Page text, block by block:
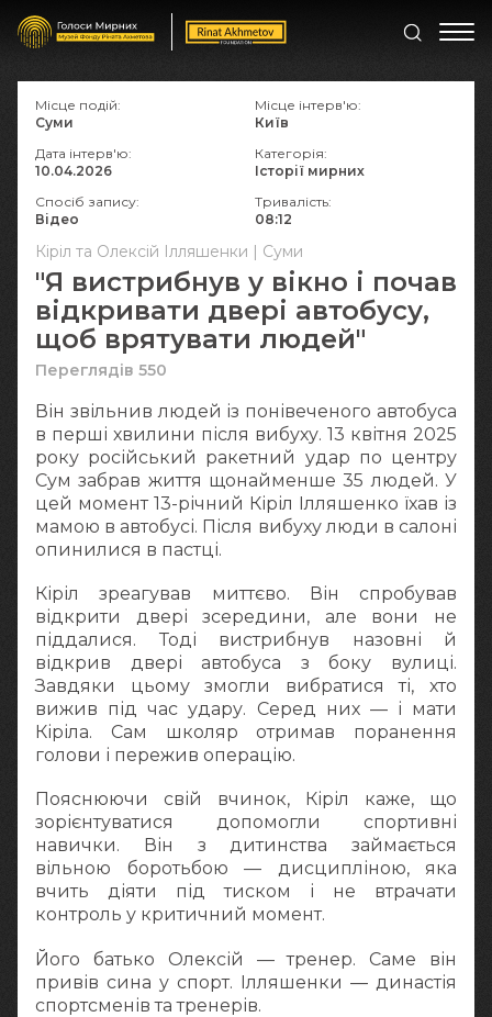
Кіріл та Олексій Ілляшенки | Суми
"Я вистрибнув у вікно і почав
відкривати двері автобусу,
щоб врятувати людей"
Переглядів 550
Він звільнив людей із понівеченого автобуса
в перші хвилини після вибуху. 13 квітня 2025
року російський ракетний удар по центру
Сум забрав життя щонайменше 35 людей. У
цей момент 13-річний Кіріл Ілляшенко їхав із
мамою в автобусі. Після вибуху люди в салоні
опинилися в пастці.
Кіріл зреагував миттєво. Він спробував
відкрити двері зсередини, але вони не
піддалися. Тоді вистрибнув назовні й
відкрив двері автобуса з боку вулиці.
Завдяки цьому змогли вибратися ті, хто
вижив під час удару. Серед них — і мати
Кіріла. Сам школяр отримав поранення
голови і пережив операцію.
Пояснюючи свій вчинок, Кіріл каже, що
зорієнтуватися допомогли спортивні
навички. Він з дитинства займається
вільною боротьбою — дисципліною, яка
вчить діяти під тиском і не втрачати
контроль у критичний момент.
Його батько Олексій — тренер. Саме він
привів сина у спорт. Ілляшенки — династія
спортсменів та тренерів.
Місце подій:
Суми
Місце інтерв'ю:
Київ
Дата інтерв'ю:
10.04.2026
Категорія:
Історії мирних
Спосіб запису:
Відео
Тривалість:
08:12